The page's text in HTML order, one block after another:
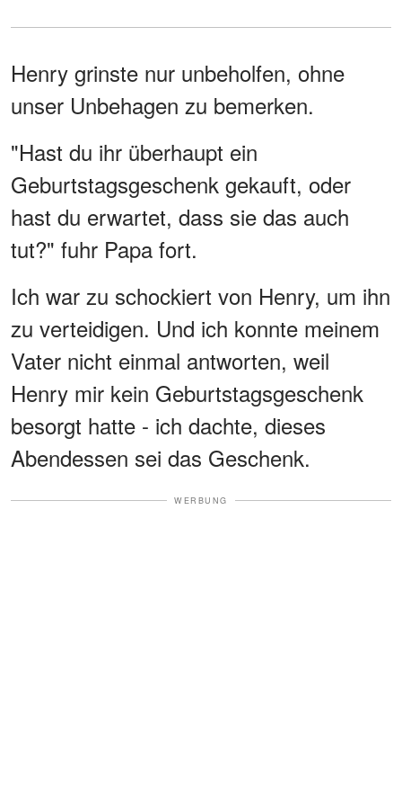
Henry grinste nur unbeholfen, ohne
unser Unbehagen zu bemerken.
"Hast du ihr überhaupt ein
Geburtstagsgeschenk gekauft, oder
hast du erwartet, dass sie das auch
tut?" fuhr Papa fort.
Ich war zu schockiert von Henry, um ihn
zu verteidigen. Und ich konnte meinem
Vater nicht einmal antworten, weil
Henry mir kein Geburtstagsgeschenk
besorgt hatte - ich dachte, dieses
Abendessen sei das Geschenk.
WERBUNG